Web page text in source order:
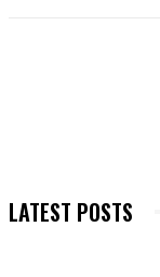
LATEST POSTS